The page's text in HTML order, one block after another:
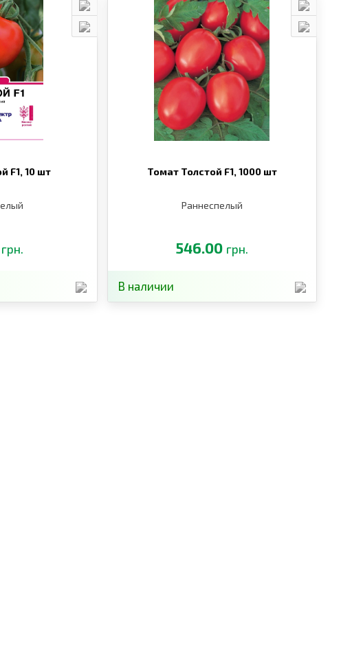
F1,10 шт
грн.
Томат Толстой F1, 1000 шт
Раннеспелый
546.00 грн.
В наличии